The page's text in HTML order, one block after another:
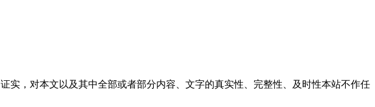
，对本文以及其中全部或者部分内容、文字的真实性、完整性、及时性本站不作任